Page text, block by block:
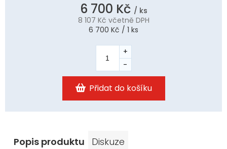
6 700 Kč / ks
8 107 Kč včetně DPH
Měrná
6 700 Kč / 1 ks
Přidat do košíku
Popis produktu Diskuze